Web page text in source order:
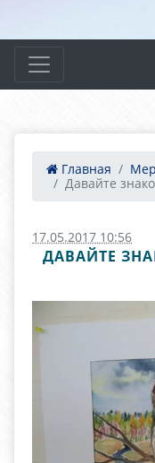
Главная
Давайте
17.05.2017 10:56
ДАВАЙТЕ